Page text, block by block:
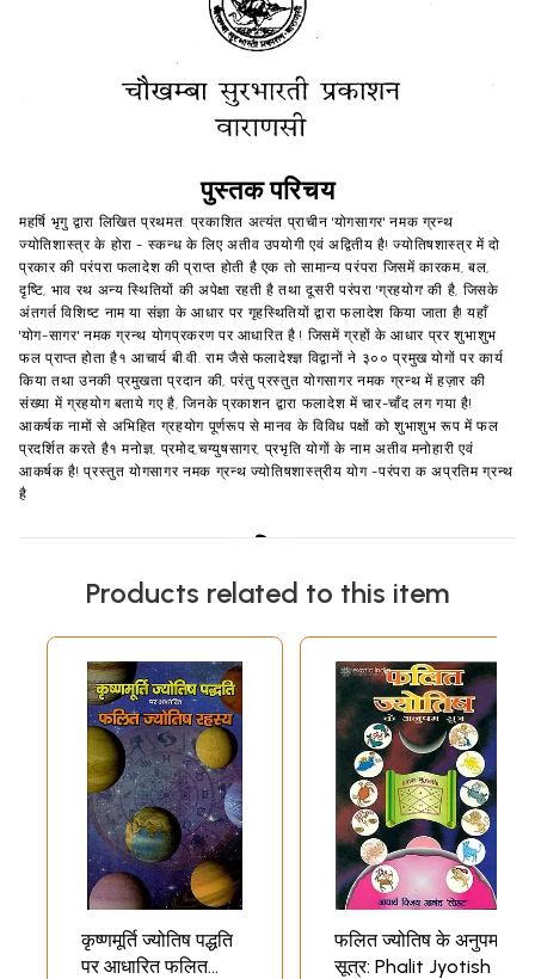
पुस्तक परिचय
महर्षि भृगु द्वारा लिखित प्रथमत: प्रकाशित अत्यंत प्राचीन 'योगसागर' नमक ग्रन्थ
ज्योतिशास्त्र के होरा - स्कन्ध के लिए अतीव उपयोगी एवं अद्वितीय है! ज्योतिषशास्त्र में दो
प्रकार की परंपरा फलादेश की प्राप्त होती है एक तो सामान्य परंपरा जिसमें कारकम, बल,
दृष्टि, भाव रथ अन्य स्थितियों की अपेक्षा रहती है तथा दूसरी परंपरा 'ग्रहयोग' की है, जिसके
अंतगर्त विशिष्ट नाम या संज्ञा के आधार पर गृहस्थितियों द्वारा फलादेश किया जाता है! यहाँ
'योग-सागर' नमक ग्रन्थ योगप्रकरण पर आधारित है ! जिसमें ग्रहों के आधार प्रर शुभाशुभ
फल प्राप्त होता है१ आचार्य बी.वी. राम जैसे फलादेश्ज्ञ विद्वानों ने ३०० प्रमुख योगों पर कार्य
किया तथा उनकी प्रमुखता प्रदान की, परंतु प्रस्तुत योगसागर नमक ग्रन्थ में हज़ार की
संख्या में ग्रहयोग बताये गए है, जिनके प्रकाशन द्वारा फलादेश में चार-चाँद लग गया है!
आकर्षक नामों से अभिहित ग्रहयोग पूर्णरूप से मानव के विविध पक्षों को शुभाशुभ रूप में फल
प्रदर्शित करते है१ मनोज्ञ, प्रमोद,चग्युषसागर, प्रभृति योगों के नाम अतीव मनोहारी एवं
आकर्षक है! प्रस्तुत योगसागर नमक ग्रन्थ ज्योतिषशास्त्रीय योग -परंपरा क अप्रतिम ग्रन्थ
है
Products related to this item
कृष्णमूर्ति ज्योतिष पद्धति
पर आधारित फलित
फलित ज्योतिष के अनुपम
सूत्र: Phalit Jyotish